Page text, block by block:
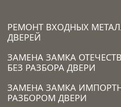
РЕМОНТ ВХОДНЫХ
ДВЕРЕЙ
ЗАМЕНА ЗАМКА
БЕЗ РАЗБОРА ДВЕРИ
ЗАМЕНА ЗАМКА
РАЗБОРОМ ДВЕРИ